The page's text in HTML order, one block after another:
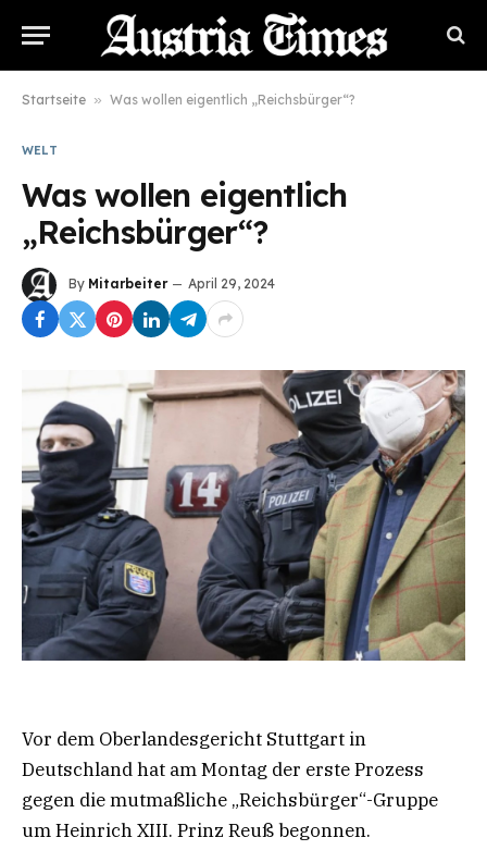
Startseite » Was wollen eigentlich „Reichsbürger“?
WELT
Was wollen eigentlich
„Reichsbürger“?
By Mitarbeiter April 29, 2024
Vor dem Oberlandesgericht Stuttgart in
Deutschland hat am Montag der erste Prozess
gegen die mutmaßliche „Reichsbürger“-Gruppe
um Heinrich XIII. Prinz Reuß begonnen.